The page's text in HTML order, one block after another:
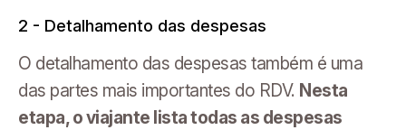
2 - Detalhamento das despesas
O detalhamento das despesas também é uma
das partes mais importantes do RDV. Nesta
etapa, o viajante lista todas as despesas